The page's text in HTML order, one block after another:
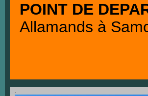
POINT DE
Allamands à
.